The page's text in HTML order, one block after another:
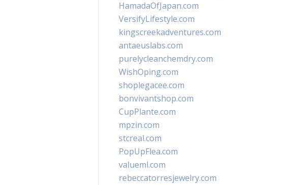
HamadaOfJapan.com
VersifyLifestyle.com
kingscreekadventures.com
antaeuslabs.com
purelycleanchemdry.com
WishOping.com
shoplegacee.com
bonvivantshop.com
CupPlante.com
mpzin.com
stcreal.com
PopUpFlea.com
valueml.com
rebeccatorresjewelry.com